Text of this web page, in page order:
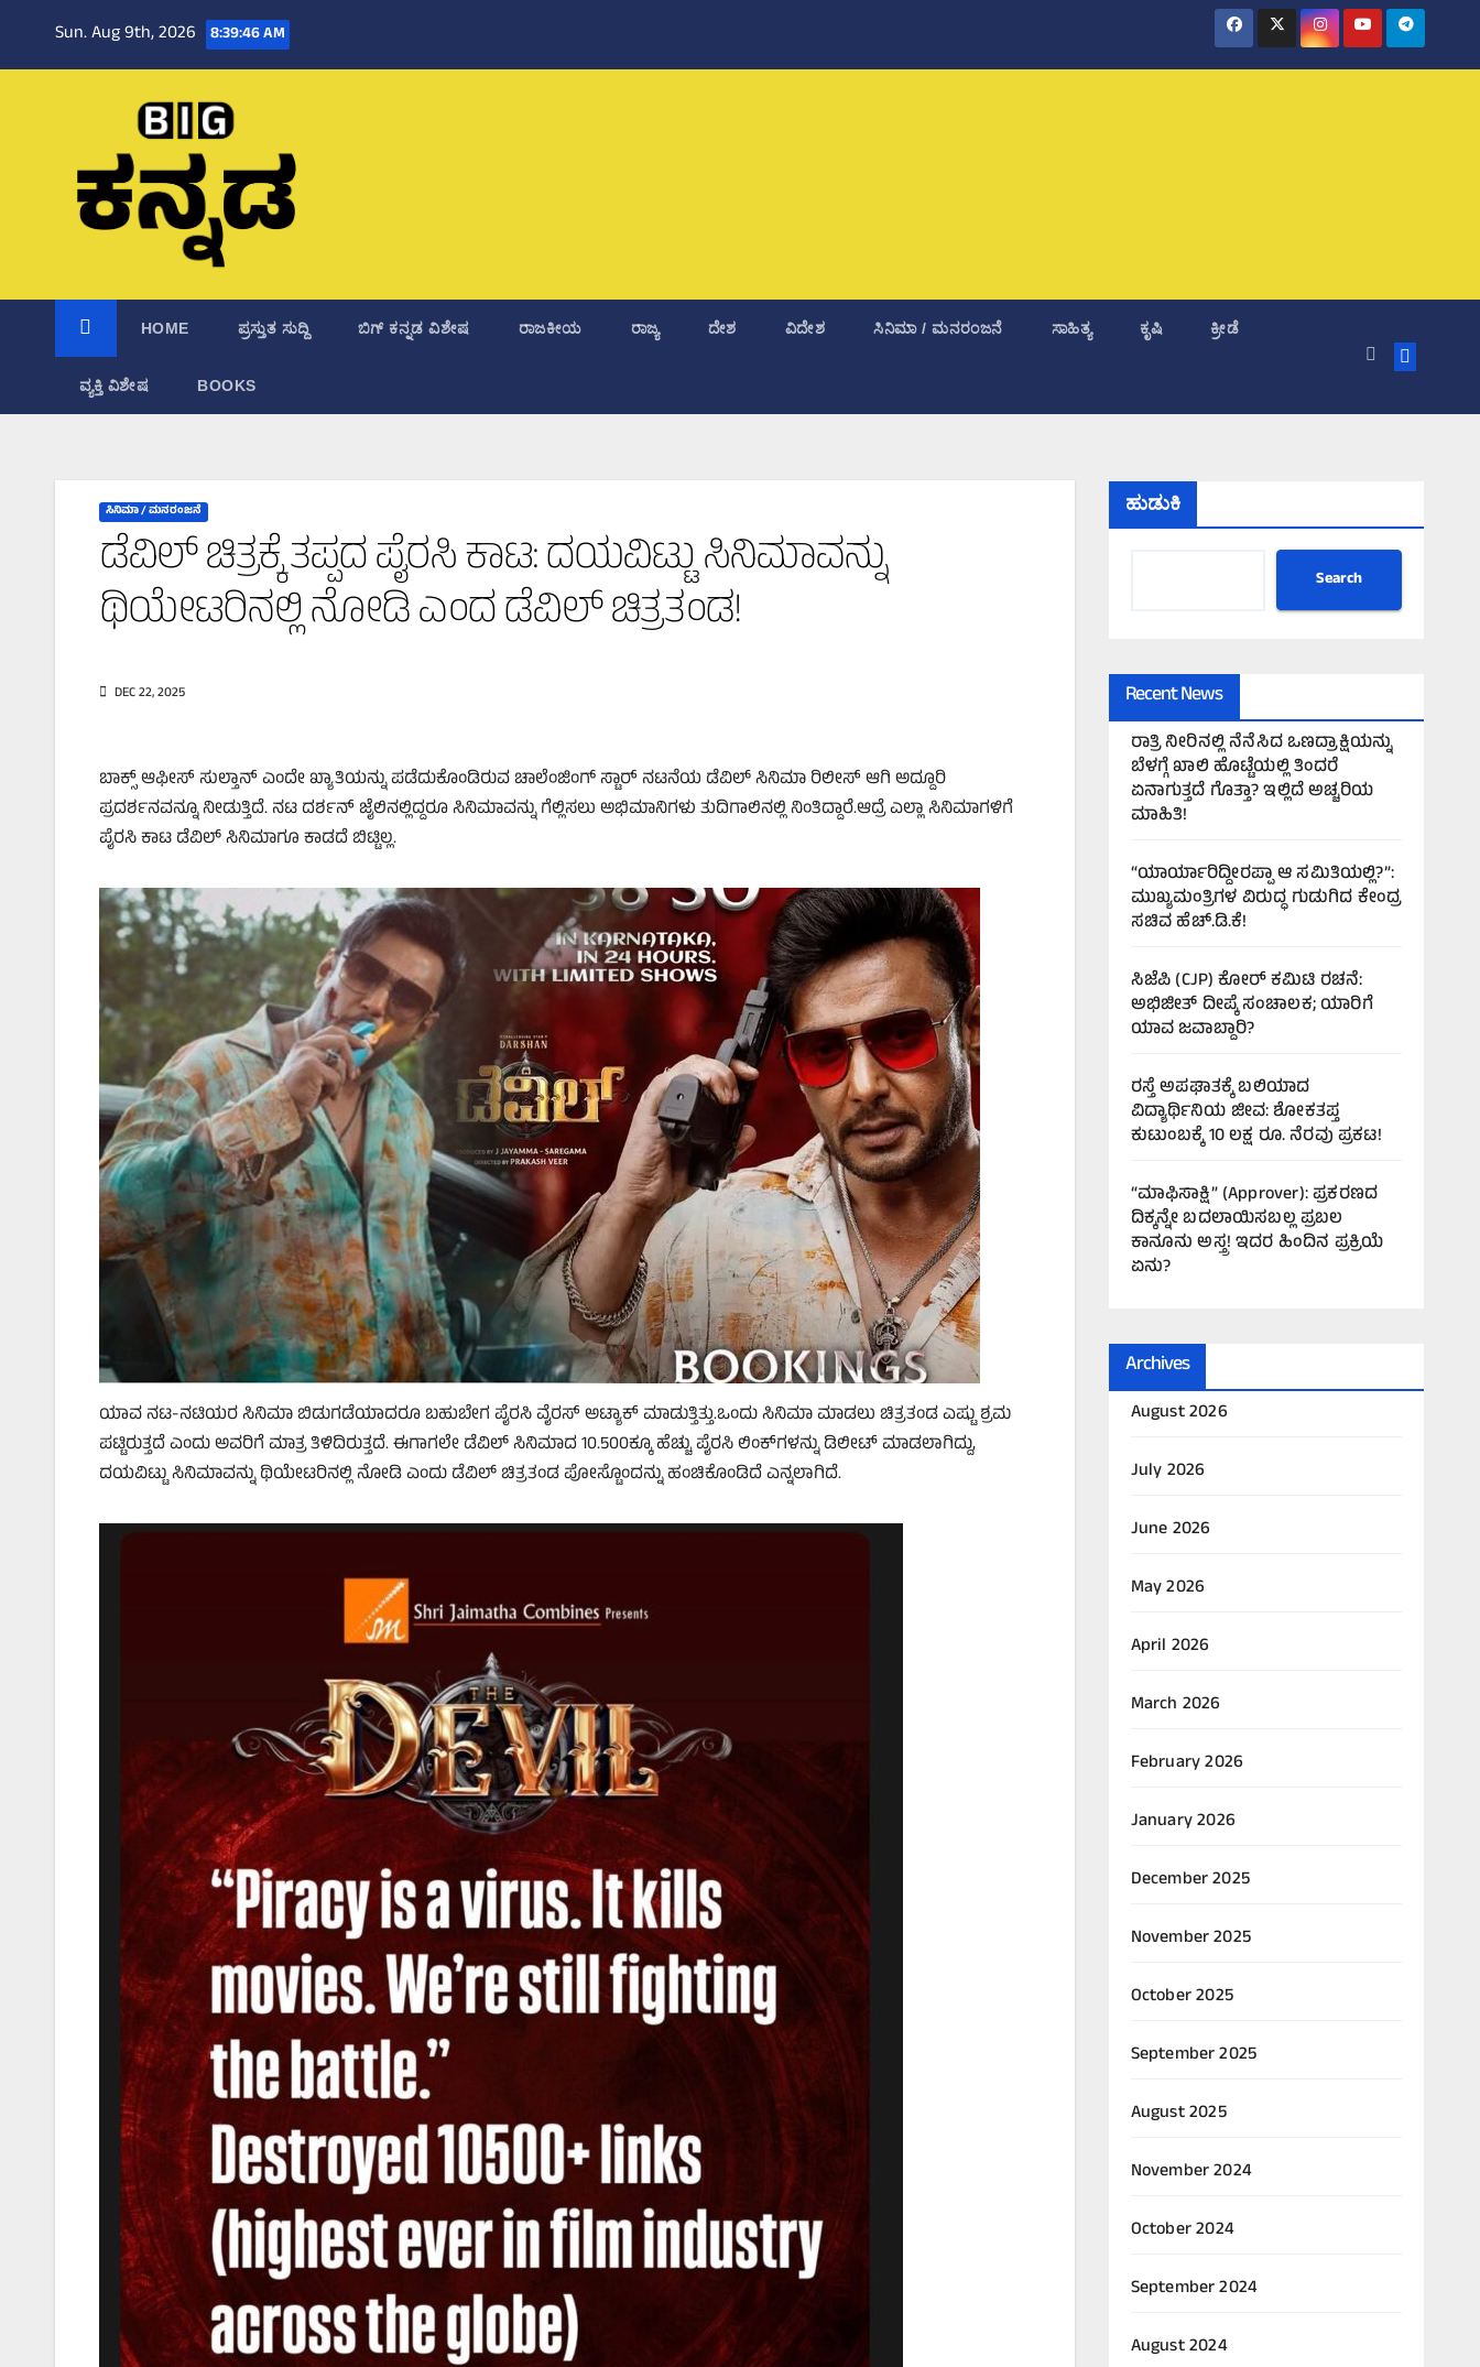
Sun. Aug 9th, 2026 8:39:47 AM
HOME ಪ್ರಸ್ತುತ ಸುದ್ದಿ ಬಿಗ್‌ ಕನ್ನಡ ವಿಶೇಷ ರಾಜಕೀಯ ರಾಜ್ಯ ದೇಶ ವಿದೇಶ ಸಿನಿಮಾ / ಮನರಂಜನೆ ಸಾಹಿತ್ಯ ಕೃಷಿ ಕ್ರೀಡೆ
ವ್ಯಕ್ತಿ ವಿಶೇಷ BOOKS
ಸಿನಿಮಾ / ಮನರಂಜನೆ
ಡೆವಿಲ್‌ ಚಿತ್ರಕ್ಕೆ ತಪ್ಪದ ಪೈರಸಿ ಕಾಟ: ದಯವಿಟ್ಟು ಸಿನಿಮಾವನ್ನು
ಥಿಯೇಟರಿನಲ್ಲಿ ನೋಡಿ ಎಂದ ಡೆವಿಲ್‌ ಚಿತ್ರತಂಡ!
DEC 22, 2025
ಬಾಕ್ಸ್‌ ಆಫೀಸ್‌ ಸುಲ್ತಾನ್‌ ಎಂದೇ ಖ್ಯಾತಿಯನ್ನು ಪಡೆದುಕೊಂಡಿರುವ ಚಾಲೆಂಜಿಂಗ್‌ ಸ್ಟಾರ್‌ ನಟನೆಯ ಡೆವಿಲ್‌ ಸಿನಿಮಾ ರಿಲೀಸ್‌ ಆಗಿ ಅದ್ದೂರಿ
ಪ್ರದರ್ಶನವನ್ನೂ ನೀಡುತ್ತಿದೆ. ನಟ ದರ್ಶನ್‌ ಜೈಲಿನಲ್ಲಿದ್ದರೂ ಸಿನಿಮಾವನ್ನು ಗೆಲ್ಲಿಸಲು ಅಭಿಮಾನಿಗಳು ತುದಿಗಾಲಿನಲ್ಲಿ ನಿಂತಿದ್ದಾರೆ.ಆದ್ರೆ ಎಲ್ಲಾ ಸಿನಿಮಾಗಳಿಗೆ
ಪೈರಸಿ ಕಾಟ ಡೆವಿಲ್‌ ಸಿನಿಮಾಗೂ ಕಾಡದೆ ಬಿಟ್ಟಿಲ್ಲ.
ಯಾವ ನಟ-ನಟಿಯರ ಸಿನಿಮಾ ಬಿಡುಗಡೆಯಾದರೂ ಬಹುಬೇಗ ಪೈರಸಿ ವೈರಸ್‌ ಅಟ್ಯಾಕ್‌ ಮಾಡುತ್ತಿತ್ತು.ಒಂದು ಸಿನಿಮಾ ಮಾಡಲು ಚಿತ್ರತಂಡ ಎಷ್ಟು ಶ್ರಮ
ಪಟ್ಟಿರುತ್ತದೆ ಎಂದು ಅವರಿಗೆ ಮಾತ್ರ ತಿಳಿದಿರುತ್ತದೆ. ಈಗಾಗಲೇ ಡೆವಿಲ್‌ ಸಿನಿಮಾದ 10.500ಕ್ಕೂ ಹೆಚ್ಚು ಪೈರಸಿ ಲಿಂಕ್‌ಗಳನ್ನು ಡಿಲೀಟ್‌ ಮಾಡಲಾಗಿದ್ದು,
ದಯವಿಟ್ಟು ಸಿನಿಮಾವನ್ನು ಥಿಯೇಟರಿನಲ್ಲಿ ನೋಡಿ ಎಂದು ಡೆವಿಲ್‌ ಚಿತ್ರತಂಡ ಪೋಸ್ಟೊಂದನ್ನು ಹಂಚಿಕೊಂಡಿದೆ ಎನ್ನಲಾಗಿದೆ.
ಹುಡುಕಿ
Search
Recent News
ರಾತ್ರಿ ನೀರಿನಲ್ಲಿ ನೆನೆಸಿದ ಒಣದ್ರಾಕ್ಷಿಯನ್ನು
ಬೆಳಗ್ಗೆ ಖಾಲಿ ಹೊಟ್ಟೆಯಲ್ಲಿ ತಿಂದರೆ
ಏನಾಗುತ್ತದೆ ಗೊತ್ತಾ? ಇಲ್ಲಿದೆ ಅಚ್ಚರಿಯ
ಮಾಹಿತಿ!
“ಯಾರ್ಯಾರಿದ್ದೀರಪ್ಪಾ ಆ ಸಮಿತಿಯಲ್ಲಿ?”:
ಮುಖ್ಯಮಂತ್ರಿಗಳ ವಿರುದ್ಧ ಗುಡುಗಿದ ಕೇಂದ್ರ
ಸಚಿವ ಹೆಚ್.ಡಿ.ಕೆ!
ಸಿಜೆಪಿ (CJP) ಕೋರ್ ಕಮಿಟಿ ರಚನೆ:
ಅಭಿಜೀತ್ ದೀಪ್ಕೆ ಸಂಚಾಲಕ; ಯಾರಿಗೆ
ಯಾವ ಜವಾಬ್ದಾರಿ?
ರಸ್ತೆ ಅಪಘಾತಕ್ಕೆ ಬಲಿಯಾದ
ವಿದ್ಯಾರ್ಥಿನಿಯ ಜೀವ: ಶೋಕತಪ್ತ
ಕುಟುಂಬಕ್ಕೆ 10 ಲಕ್ಷ ರೂ. ನೆರವು ಪ್ರಕಟ!
“ಮಾಫಿಸಾಕ್ಷಿ” (Approver): ಪ್ರಕರಣದ
ದಿಕ್ಕನ್ನೇ ಬದಲಾಯಿಸಬಲ್ಲ ಪ್ರಬಲ
ಕಾನೂನು ಅಸ್ತ್ರ! ಇದರ ಹಿಂದಿನ ಪ್ರಕ್ರಿಯೆ
ಏನು?
Archives
August 2026
July 2026
June 2026
May 2026
April 2026
March 2026
February 2026
January 2026
December 2025
November 2025
October 2025
September 2025
August 2025
November 2024
October 2024
September 2024
August 2024